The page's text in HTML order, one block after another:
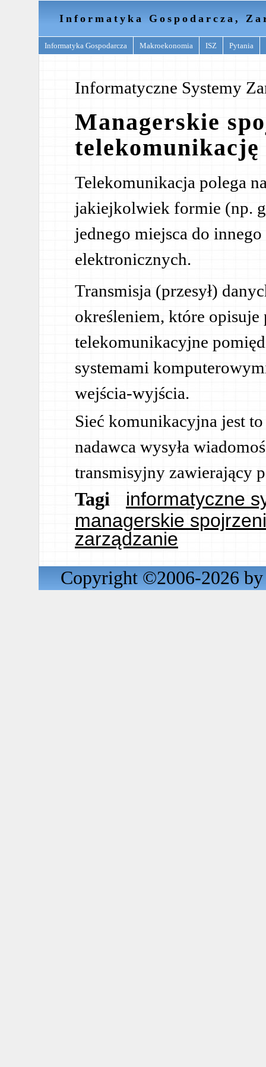
Informatyka Gospodarcza,
Informatyka Gospodarcza Makroekonomia ISZ Pytania
Informatyczne Systemy
Managerskie
telekomunikację
Telekomunikacja polega
jakiejkolwiek formie (np.
jednego miejsca do
elektronicznych.
Transmisja (przesył)
określeniem, które opisuje
telekomunikacyjne
systemami
wejścia-wyjścia.
Sieć komunikacyjna jest
nadawca wysyła
transmisyjny zawierający
Tagi
informatyczne
managerskie
zarządzanie
Copyright ©2006-2026